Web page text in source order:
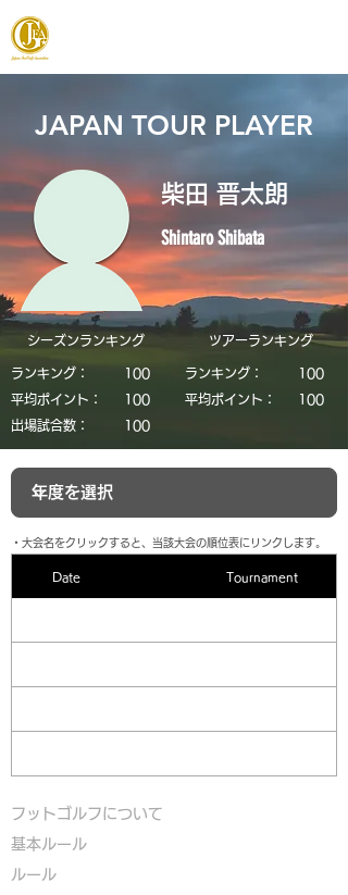
JAPAN TOUR PLAYER
柴田 晋太朗
Shintaro Shibata
シーズンランキング
ランキング：
​100
平均ポイント：
​100
​出場試合数：
​100
​ツアーランキング
ランキング：
​100
平均ポイント：
​100
​・大会名をクリックすると、当該大会の順位表にリンクします。
Date Tournament
フットゴルフについて
基本ルール
ルール